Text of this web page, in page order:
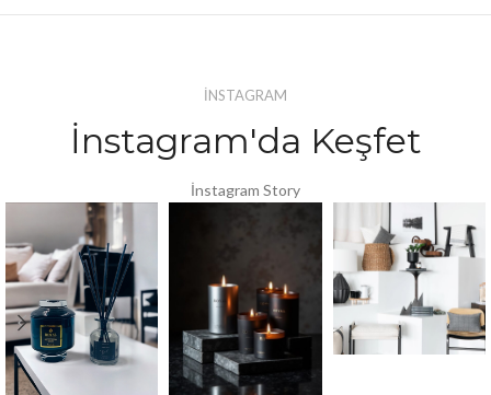
İNSTAGRAM
İnstagram'da Keşfet
İnstagram Story